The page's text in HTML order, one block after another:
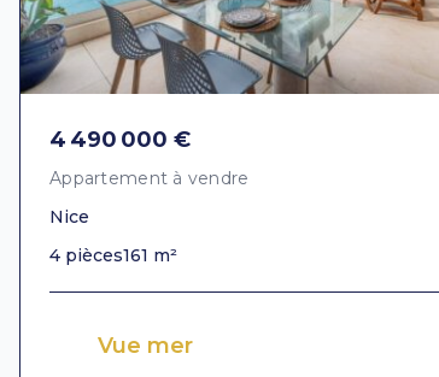
4 490 000 €
Appartement à vendre
Nice
4 pièces161 m²
Vue mer